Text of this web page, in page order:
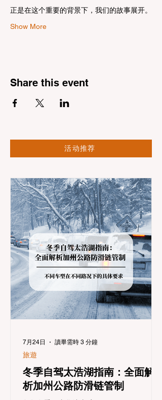
正是在这个重要的背景下，我们的故事展开。
Show More
Share this event
活动推荐
冬季自驾太浩湖指南：全面解
析加州公路防滑链管制
旅遊
7月24日 讀畢需時 3 分鐘